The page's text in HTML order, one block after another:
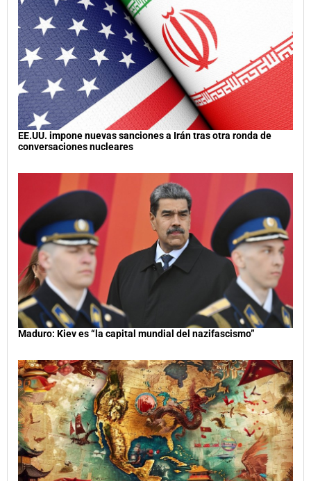
EE.UU. impone nuevas sanciones a Irán tras otra ronda de
conversaciones nucleares
Maduro: Kiev es “la capital mundial del nazifascismo”